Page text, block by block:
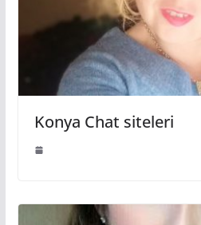
Konya Chat siteleri